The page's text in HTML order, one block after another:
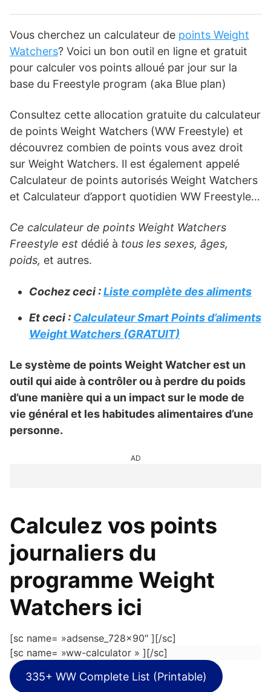
Vous cherchez un calculateur de points Weight
Watchers? Voici un bon outil en ligne et gratuit
pour calculer vos points alloué par jour sur la
base du Freestyle program (aka Blue plan)
Consultez cette allocation gratuite du calculateur
de points Weight Watchers (WW Freestyle) et
découvrez combien de points vous avez droit
sur Weight Watchers. Il est également appelé
Calculateur de points autorisés Weight Watchers
et Calculateur d’apport quotidien WW Freestyle…
Ce calculateur de points Weight Watchers
Freestyle est dédié à tous les sexes, âges,
poids, et autres.
Cochez ceci :Liste complète des aliments
Et ceci : Calculateur Smart Points d’aliments
Weight Watchers (GRATUIT)
Le système de points Weight Watcher est un
outil qui aide à contrôler ou à perdre du poids
d’une manière qui a un impact sur le mode de
vie général et les habitudes alimentaires d’une
personne.
AD
Calculez vos points
journaliers du
programme Weight
Watchers ici
[sc name= »adsense_728x90″ ][/sc]
[sc name= »ww-calculator » ][/sc]
335+ WW Complete List (Printable)